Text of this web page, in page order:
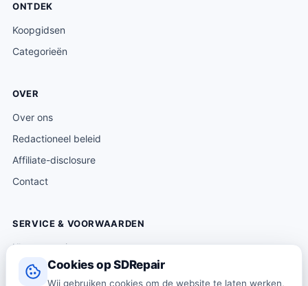
Cookies op SDRepair
Wij gebruiken cookies om de website te laten werken,
ONTDEK
Koopgidsen
Categorieën
OVER
Over ons
Redactioneel beleid
Affiliate-disclosure
Contact
SERVICE & VOORWAARDEN
Klantenservice
Verzending & levering